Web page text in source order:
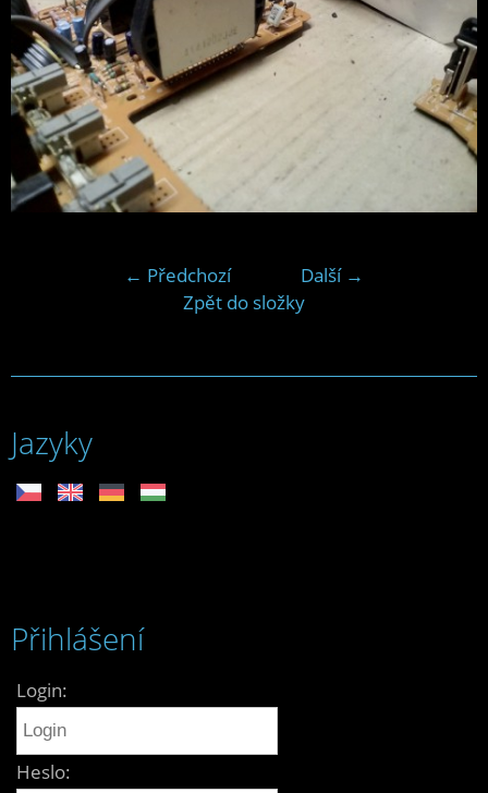
← Předchozí
Další →
Zpět do složky
Jazyky
Přihlášení
Login:
Heslo: